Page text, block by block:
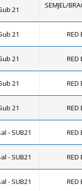
21 SEMJEL/
21 RED
21 RED
21 RED
21 RED
- SUB21 RED
- SUB21 RED
- SUB21 RED